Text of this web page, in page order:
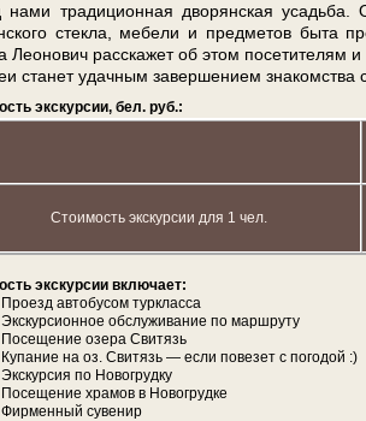
на­ми тра­ди­ци­он­ная дворянская
стек­ла, ме­бе­ли и пред­ме­тов бы­та
Леонович рас­ска­жет об этом
ста­нет удач­ным за­вер­ше­ни­ем
экскурсии, бел. руб.:
Стоимость экскурсии для 1 чел.
экс­кур­сии вклю­ча­ет:
Проезд ав­то­бу­сом турк­лас­са
Экскурсионное об­слу­жи­ва­ние по марш­ру­ту
По­се­ще­ние озе­ра Сви­тязь
Ку­па­ние на оз. Сви­тязь — ес­ли по­ве­зет с по­го­дой :)
Экс­кур­сия по Новогрудку
По­се­ще­ние хра­мов в Но­во­груд­ке
Фирменный су­ве­нир